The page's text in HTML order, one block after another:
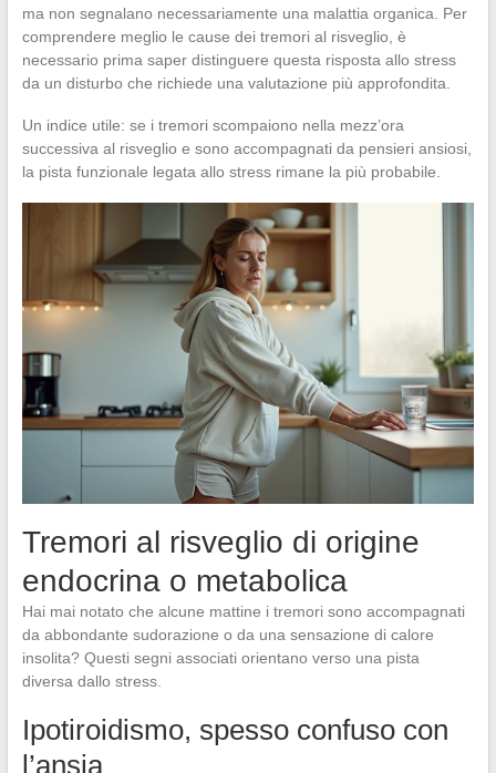
ma non segnalano necessariamente una malattia organica. Per
comprendere meglio le cause dei tremori al risveglio, è
necessario prima saper distinguere questa risposta allo stress
da un disturbo che richiede una valutazione più approfondita.
Un indice utile: se i tremori scompaiono nella mezz’ora
successiva al risveglio e sono accompagnati da pensieri ansiosi,
la pista funzionale legata allo stress rimane la più probabile.
Tremori al risveglio di origine
endocrina o metabolica
Hai mai notato che alcune mattine i tremori sono accompagnati
da abbondante sudorazione o da una sensazione di calore
insolita? Questi segni associati orientano verso una pista
diversa dallo stress.
Ipotiroidismo, spesso confuso con
l’ansia